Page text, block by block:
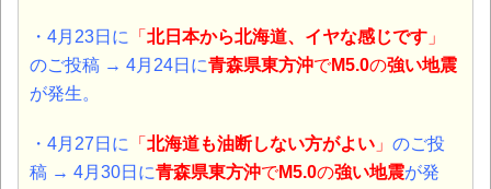
・4月23日に 「 北日本から北海道、イヤな感じです 」
のご投稿 → 4月24日に青森県東方沖でM5.0の強い地震
が発生。
・4月27日に 「 北海道も油断しない方がよい 」 のご投
稿 → 4月30日に青森県東方沖でM5.0の強い地震が発